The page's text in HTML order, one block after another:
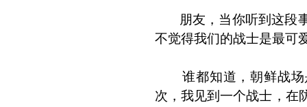
朋友，当你听到这段事
不觉得我们的战士是最可
谁都知道，朝鲜战场
次，我见到一个战士，在